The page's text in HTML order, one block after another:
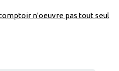
n'oeuvre pas tout seul